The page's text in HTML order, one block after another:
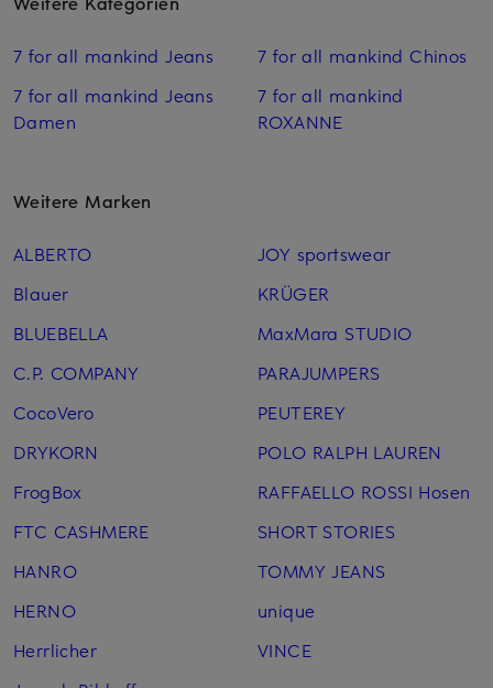
7 for all mankind Jeans
7 for all mankind Jeans
Damen
7 for all mankind Chinos
7 for all mankind
ROXANNE
Weitere Marken
ALBERTO
Blauer
BLUEBELLA
C.P. COMPANY
CocoVero
DRYKORN
FrogBox
FTC CASHMERE
HANRO
HERNO
Herrlicher
JOY sportswear
KRÜGER
MaxMara STUDIO
PARAJUMPERS
PEUTEREY
POLO RALPH LAUREN
RAFFAELLO ROSSI Hosen
SHORT STORIES
TOMMY JEANS
unique
VINCE